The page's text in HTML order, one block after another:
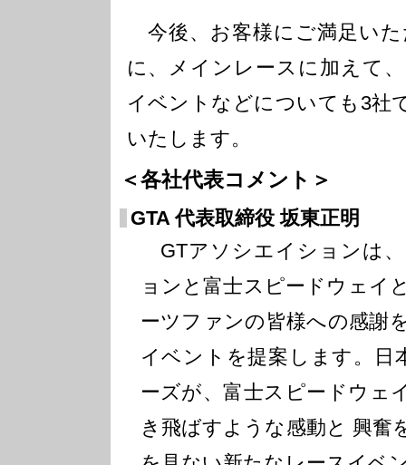
今後、お客様にご満足い
に、メインレースに加えて
イベントなどについても3社
いたします。
＜各社代表コメント＞
GTA 代表取締役 坂東正明
GTアソシエイションは
ョンと富士スピードウェイ
ーツファンの皆様への感謝
イベントを提案します。日
ーズが、富士スピードウェ
き飛ばすような感動と 興奮